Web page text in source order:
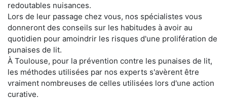
redoutables nuisances.
Lors de leur passage chez vous, nos spécialistes vous
donneront des conseils sur les habitudes à avoir au
quotidien pour amoindrir les risques d'une prolifération de
punaises de lit.
À Toulouse, pour la prévention contre les punaises de lit,
les méthodes utilisées par nos experts s'avèrent être
vraiment nombreuses de celles utilisées lors d'une action
curative.